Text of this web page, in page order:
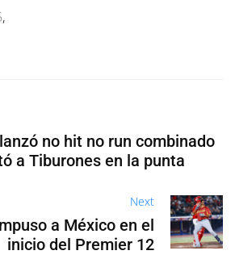
,
no hit no run combinado
a Tiburones en la punta
Next
a México en el
inicio del Premier 12